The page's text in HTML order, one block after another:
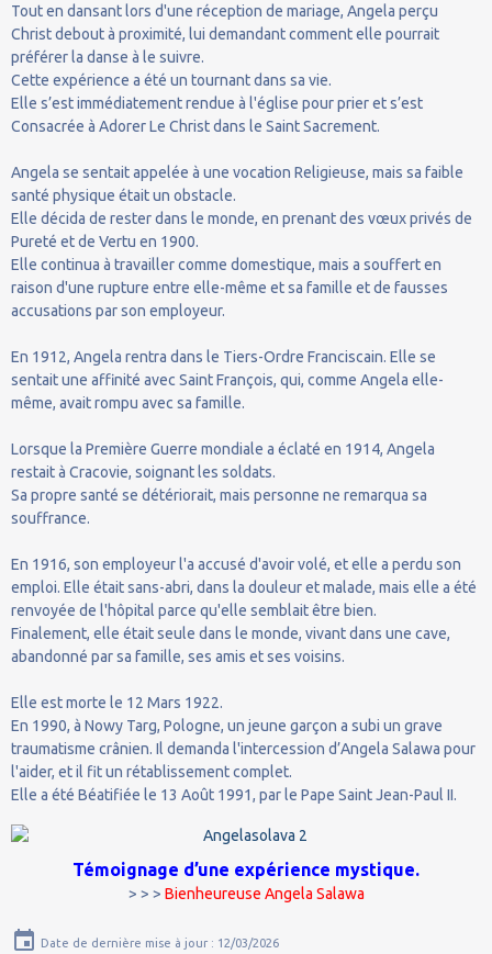
Tout en dansant lors d'une réception de mariage, Angela perçu
Christ debout à proximité, lui demandant comment elle pourrait
préférer la danse à le suivre.
Cette expérience a été un tournant dans sa vie.
Elle s’est immédiatement rendue à l'église pour prier et s’est
Consacrée à Adorer Le Christ dans le Saint Sacrement.
Angela se sentait appelée à une vocation Religieuse, mais sa faible
santé physique était un obstacle.
Elle décida de rester dans le monde, en prenant des vœux privés de
Pureté et de Vertu en 1900.
Elle continua à travailler comme domestique, mais a souffert en
raison d'une rupture entre elle-même et sa famille et de fausses
accusations par son employeur.
En 1912, Angela rentra dans le Tiers-Ordre Franciscain. Elle se
sentait une affinité avec Saint François, qui, comme Angela elle-
même, avait rompu avec sa famille.
Lorsque la Première Guerre mondiale a éclaté en 1914, Angela
restait à Cracovie, soignant les soldats.
Sa propre santé se détériorait, mais personne ne remarqua sa
souffrance.
En 1916, son employeur l'a accusé d'avoir volé, et elle a perdu son
emploi. Elle était sans-abri, dans la douleur et malade, mais elle a été
renvoyée de l'hôpital parce qu'elle semblait être bien.
Finalement, elle était seule dans le monde, vivant dans une cave,
abandonné par sa famille, ses amis et ses voisins.
Elle est morte le 12 Mars 1922.
En 1990, à Nowy Targ, Pologne, un jeune garçon a subi un grave
traumatisme crânien. Il demanda l'intercession d’Angela Salawa pour
l'aider, et il fit un rétablissement complet.
Elle a été Béatifiée le 13 Août 1991, par le Pape Saint Jean-Paul II.
Témoignage d’une expérience mystique.
> > > Bienheureuse Angela Salawa
Date de dernière mise à jour : 12/03/2026